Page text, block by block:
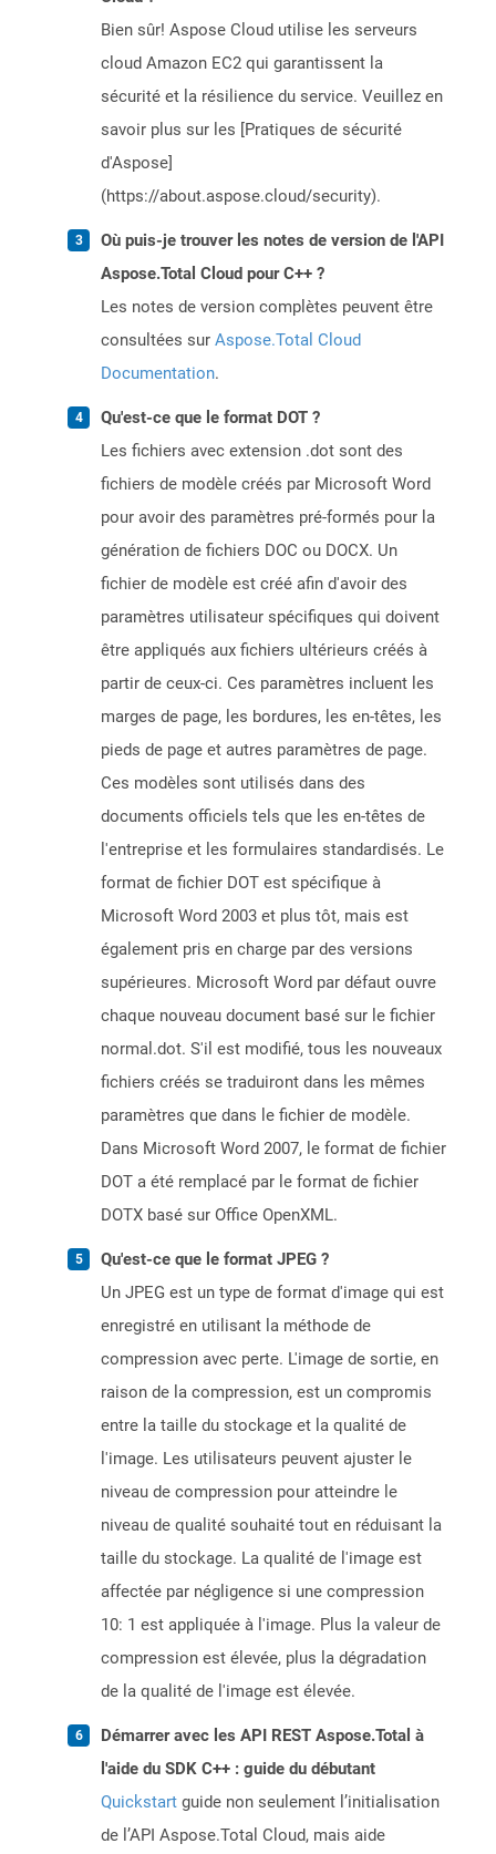
Bien sûr! Aspose Cloud utilise les serveurs
cloud Amazon EC2 qui garantissent la
sécurité et la résilience du service. Veuillez en
savoir plus sur les [Pratiques de sécurité
d'Aspose]
(https://about.aspose.cloud/security).
Où puis-je trouver les notes de version de l'API
Aspose.Total Cloud pour C++ ?
Les notes de version complètes peuvent être
consultées sur Aspose.Total Cloud
Documentation.
Qu'est-ce que le format DOT ?
Les fichiers avec extension .dot sont des
fichiers de modèle créés par Microsoft Word
pour avoir des paramètres pré-formés pour la
génération de fichiers DOC ou DOCX. Un
fichier de modèle est créé afin d'avoir des
paramètres utilisateur spécifiques qui doivent
être appliqués aux fichiers ultérieurs créés à
partir de ceux-ci. Ces paramètres incluent les
marges de page, les bordures, les en-têtes, les
pieds de page et autres paramètres de page.
Ces modèles sont utilisés dans des
documents officiels tels que les en-têtes de
l'entreprise et les formulaires standardisés. Le
format de fichier DOT est spécifique à
Microsoft Word 2003 et plus tôt, mais est
également pris en charge par des versions
supérieures. Microsoft Word par défaut ouvre
chaque nouveau document basé sur le fichier
normal.dot. S'il est modifié, tous les nouveaux
fichiers créés se traduiront dans les mêmes
paramètres que dans le fichier de modèle.
Dans Microsoft Word 2007, le format de fichier
DOT a été remplacé par le format de fichier
DOTX basé sur Office OpenXML.
Qu'est-ce que le format JPEG ?
Un JPEG est un type de format d'image qui est
enregistré en utilisant la méthode de
compression avec perte. L'image de sortie, en
raison de la compression, est un compromis
entre la taille du stockage et la qualité de
l'image. Les utilisateurs peuvent ajuster le
niveau de compression pour atteindre le
niveau de qualité souhaité tout en réduisant la
taille du stockage. La qualité de l'image est
affectée par négligence si une compression
10: 1 est appliquée à l'image. Plus la valeur de
compression est élevée, plus la dégradation
de la qualité de l'image est élevée.
Démarrer avec les API REST Aspose.Total à
l'aide du SDK C++ : guide du débutant
Quickstart guide non seulement l’initialisation
de l’API Aspose.Total Cloud, mais aide